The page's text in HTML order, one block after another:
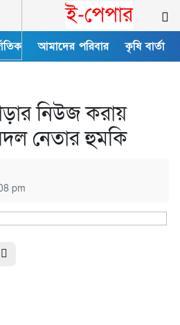
ই-পেপার
আমাদের পরিবার কৃষি বার্তা
নিউজ করায়
নেতার হুমকি
pm